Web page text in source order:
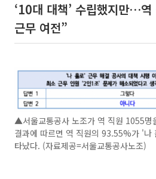
‘10대 대책’ 수립했지만…
근무 여전”
▲서울교통공사 노조가 역 직원 1055명
결과에 따르면 역 직원의 93.55%가 '나
타났다. (자료제공=서울교통공사노조)